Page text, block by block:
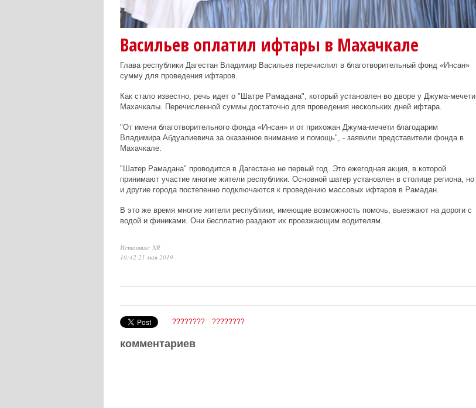
Васильев оплатил ифтары в Махачкале
Глава республики Дагестан Владимир Васильевперечислил в благотворительный фонд «Инсан»
сумму для проведения ифтаров.
Как стало известно, речь идет о "Шатре Рамадана", который установлен во дворе у Джума-мечети
Махачкалы. Перечисленной суммы достаточно для проведения нескольких дней ифтара.
"От имени благотворительного фонда «Инсан» и от прихожан Джума-мечети благодарим
Владимира Абдуалиевича за оказанное внимание и помощь", - заявили представители фонда в
Махачкале.
"Шатер Рамадана" проводится в Дагестане не первый год. Это ежегодная акция, в которой
принимают участие многие жители республики. Основной шатер установлен в столице региона, но
и другие города постепенно подключаются к проведению массовых ифтаров в Рамадан.
В это же время многие жители республики, имеющие возможность помочь, выезжают на дороги с
водой и финиками. Они бесплатно раздают их проезжающим водителям.
Источник: NR
10:42 21 мая 2019
???????? ????????
комментариев